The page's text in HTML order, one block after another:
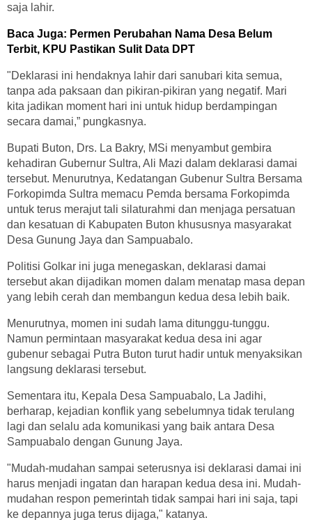
saja lahir.
Baca Juga: Permen Perubahan Nama Desa Belum
Terbit, KPU Pastikan Sulit Data DPT
"Deklarasi ini hendaknya lahir dari sanubari kita semua,
tanpa ada paksaan dan pikiran-pikiran yang negatif. Mari
kita jadikan moment hari ini untuk hidup berdampingan
secara damai,” pungkasnya.
Bupati Buton, Drs. La Bakry, MSi menyambut gembira
kehadiran Gubernur Sultra, Ali Mazi dalam deklarasi damai
tersebut. Menurutnya, Kedatangan Gubenur Sultra Bersama
Forkopimda Sultra memacu Pemda bersama Forkopimda
untuk terus merajut tali silaturahmi dan menjaga persatuan
dan kesatuan di Kabupaten Buton khususnya masyarakat
Desa Gunung Jaya dan Sampuabalo.
Politisi Golkar ini juga menegaskan, deklarasi damai
tersebut akan dijadikan momen dalam menatap masa depan
yang lebih cerah dan membangun kedua desa lebih baik.
Menurutnya, momen ini sudah lama ditunggu-tunggu.
Namun permintaan masyarakat kedua desa ini agar
gubenur sebagai Putra Buton turut hadir untuk menyaksikan
langsung deklarasi tersebut.
Sementara itu, Kepala Desa Sampuabalo, La Jadihi,
berharap, kejadian konflik yang sebelumnya tidak terulang
lagi dan selalu ada komunikasi yang baik antara Desa
Sampuabalo dengan Gunung Jaya.
"Mudah-mudahan sampai seterusnya isi deklarasi damai ini
harus menjadi ingatan dan harapan kedua desa ini. Mudah-
mudahan respon pemerintah tidak sampai hari ini saja, tapi
ke depannya juga terus dijaga," katanya.